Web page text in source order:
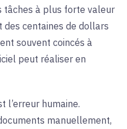
tâches à plus forte valeur
centaines de dollars
souvent coincés à
peut réaliser en
l’erreur humaine.
manuellement,